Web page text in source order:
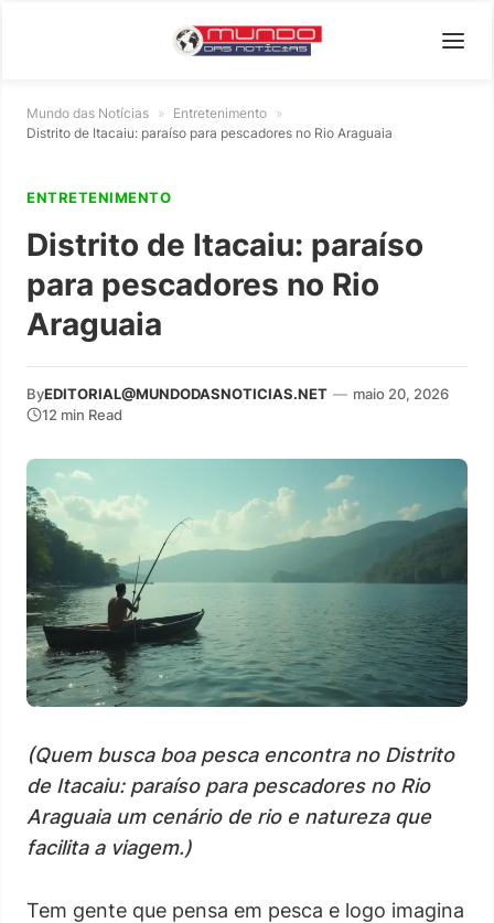
Mundo das Notícias » Entretenimento »
Distrito de Itacaiu: paraíso para pescadores no Rio Araguaia
ENTRETENIMENTO
Distrito de Itacaiu: paraíso
para pescadores no Rio
Araguaia
ByEDITORIAL@MUNDODASNOTICIAS.NET — maio 20, 2026
12 min Read
(Quem busca boa pesca encontra no Distrito
de Itacaiu: paraíso para pescadores no Rio
Araguaia um cenário de rio e natureza que
facilita a viagem.)
Tem gente que pensa em pesca e logo imagina